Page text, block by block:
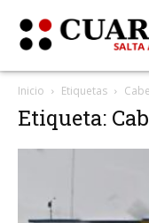
Inicio Etiquetas
Etiqueta: